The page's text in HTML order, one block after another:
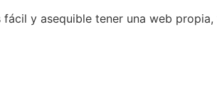
y asequible tener una web